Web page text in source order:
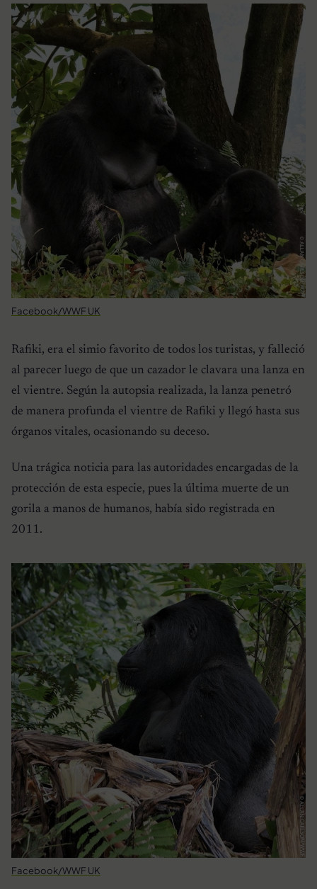
Facebook/WWF UK
Rafiki, era el simio favorito de todos los turistas, y falleció
al parecer luego de que un cazador le clavara una lanza en
el vientre. Según la autopsia realizada, la lanza penetró
de manera profunda el vientre de Rafiki y llegó hasta sus
órganos vitales, ocasionando su deceso.
Una trágica noticia para las autoridades encargadas de la
protección de esta especie, pues la última muerte de un
gorila a manos de humanos, había sido registrada en
2011.
Facebook/WWF UK